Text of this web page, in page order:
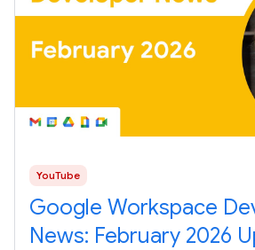
YouTube
Google Workspace
News: February 2026